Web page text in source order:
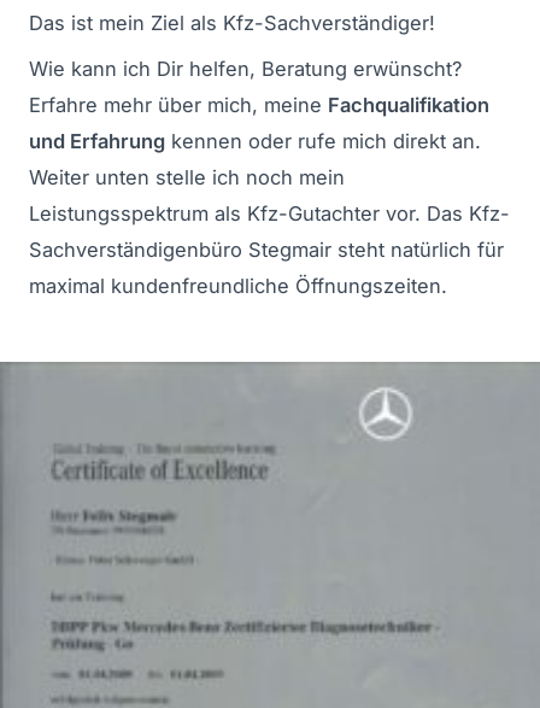
Wie kann ich Dir helfen, Beratung erwünscht?
Erfahre mehr über mich, meine Fachqualifikation
und Erfahrung kennen oder rufe mich direkt an.
Weiter unten stelle ich noch mein
Leistungsspektrum als Kfz-Gutachter vor. Das Kfz-
Sachverständigenbüro Stegmair steht natürlich für
maximal kundenfreundliche Öffnungszeiten.
Das ist mein Ziel als Kfz-Sachverständiger!